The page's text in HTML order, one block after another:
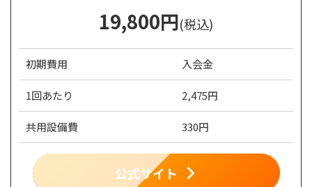
19,800円(税込)
初期費用 入会金
1回あたり 2,475円
共用設備費 330円
公式サイト